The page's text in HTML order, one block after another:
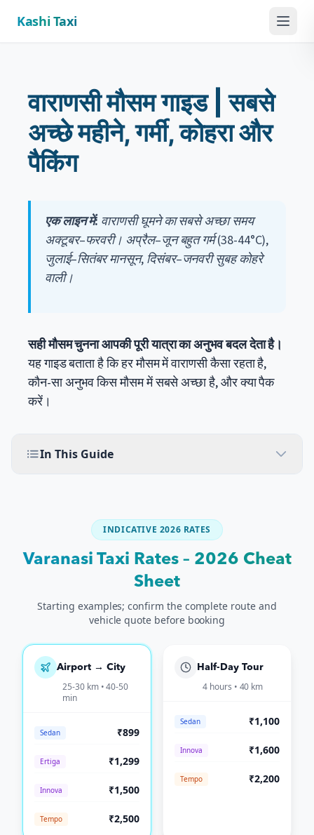
Kashi Taxi Menu
वाराणसी मौसम गाइड | सबसे
अच्छे महीने, गर्मी, कोहरा और
पैकिंग
एक लाइन में: वाराणसी घूमने का सबसे अच्छा समय
अक्टूबर–फरवरी। अप्रैल–जून बहुत गर्म (38-44°C),
जुलाई–सितंबर मानसून, दिसंबर–जनवरी सुबह कोहरे
वाली।
सही मौसम चुनना आपकी पूरी यात्रा का अनुभव बदल देता है।
यह गाइड बताता है कि हर मौसम में वाराणसी कैसा रहता है,
कौन-सा अनुभव किस मौसम में सबसे अच्छा है, और क्या पैक
करें।
In This Guide
INDICATIVE 2026 RATES
Varanasi Taxi Rates – 2026 Cheat
Sheet
Starting examples; confirm the complete route and
vehicle quote before booking
Airport → City
25-30 km • 40-50
min
Sedan ₹899
Ertiga ₹1,299
Innova ₹1,500
Tempo ₹2,500
Half-Day Tour
4 hours • 40 km
Sedan ₹1,100
Innova ₹1,600
Tempo ₹2,200